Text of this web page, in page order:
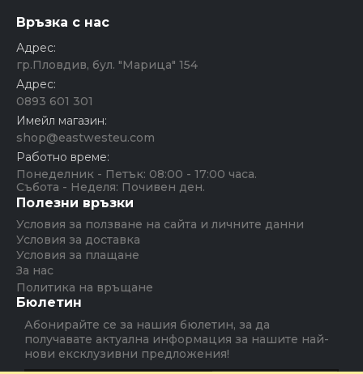
Връзка с нас
Адрес:
гр.Пловдив, бул. "Марица" 154
Адрес:
0893 601 301
Имейл магазин:
shop@eastwesteu.com
Работно време:
Понеделник - Петък: 08:00 - 17:00 часа.
Събота - Неделя: Почивен ден.
Полезни връзки
Условия за ползване на сайта и личните данни
Условия за доставка
Условия за плащане
За нас
Политика на връщане
Бюлетин
Абонирайте се за нашия бюлетин, за да
получавате актуална информация за нашите най-
нови ексклузивни предложения!